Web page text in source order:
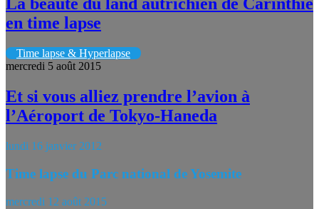
La beauté du land autrichien de Carinthie
en time lapse
Time lapse & Hyperlapse
mercredi 5 août 2015
Et si vous alliez prendre l’avion à
l’Aéroport de Tokyo-Haneda
lundi 16 janvier 2012
Time lapse du Parc national de Yosemite
mercredi 12 août 2015